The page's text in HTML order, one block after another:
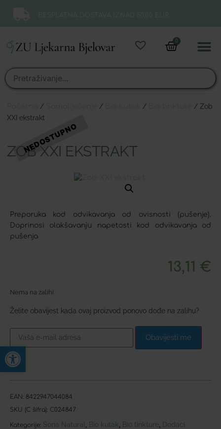
Open toolbar
0
/ / /
/ Zob
XXI ekstrakt
ZOB XXI EKSTRAKT
Preporuka kod odvikavanja od ovisnosti (pušenje).
Doprinosi olakšavanju napetosti kod odvikavanja od
pušenja
13,11 €
Nema na zalihi
Želite obavijest kada ovaj proizvod ponovo dođe na zalihu?
Obavijesti me
EAN: 8422947044084
SKU (C šifra): C024847
Kategorije: Soria Natural Bio kutak Bio tinkture Dodaci